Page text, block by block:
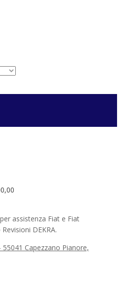
assistenza Fiat e Fiat
DEKRA.
55041 Capezzano Pianore,